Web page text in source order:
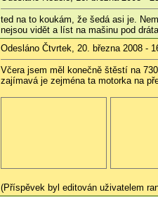
ted na to koukám, že šedá asi je.
nejsou vidět a líst na mašinu pod
Odesláno Čtvrtek, 20. března 2008 -
Včera jsem měl konečně štěstí na
zajímavá je zejména ta motorka na
(Příspěvek byl editován uživatelem